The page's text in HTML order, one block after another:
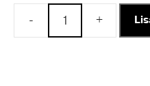
- +